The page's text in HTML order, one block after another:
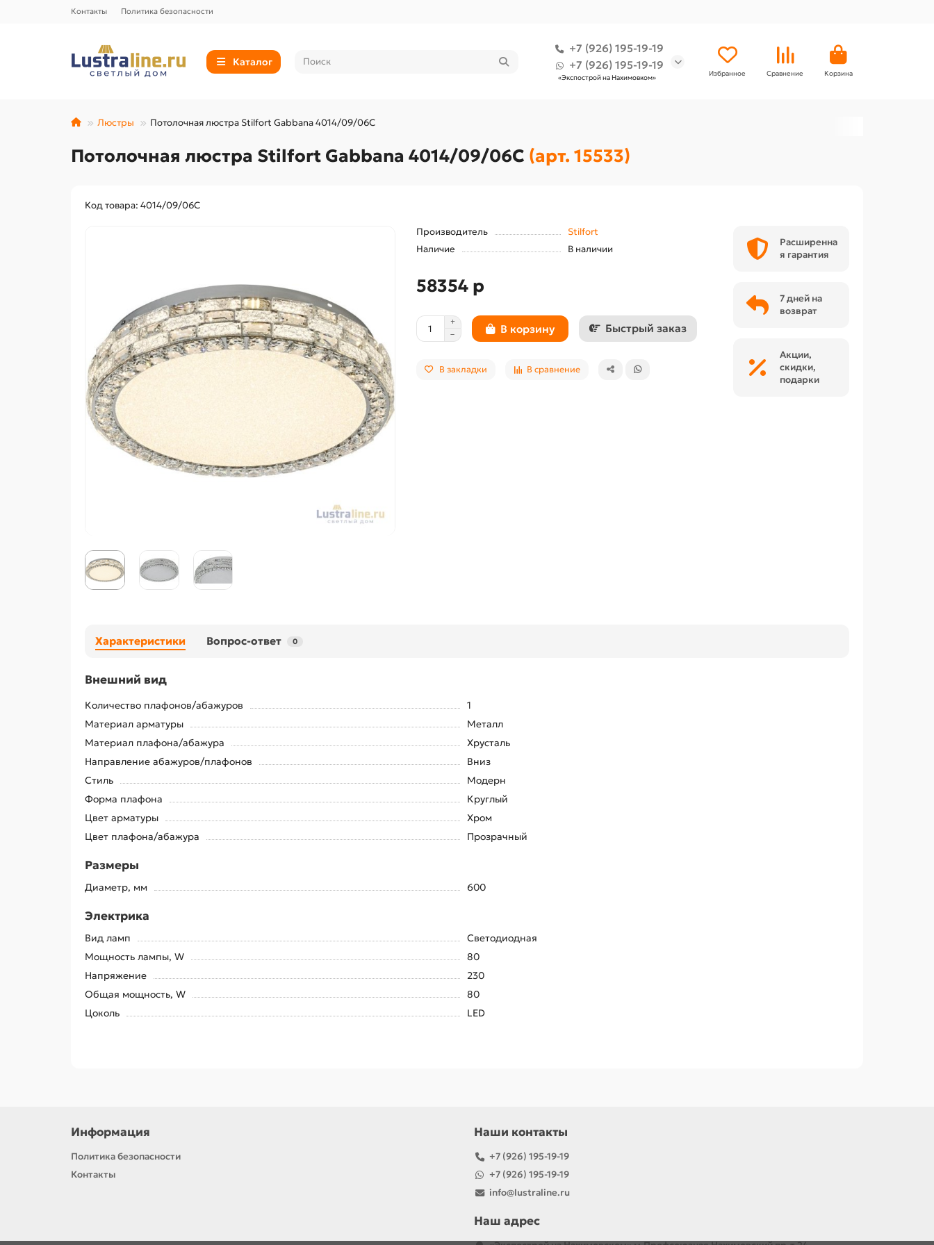
Контакты Политика безопасности
Каталог
+7 (926) 195-19-19
+7 (926) 195-19-19
«Экспострой на Нахимовком» Избранное Сравнение Корзина
Люстры Потолочная люстра Stilfort Gabbana 4014/09/06C
Потолочная люстра Stilfort Gabbana 4014/09/06C (арт. 15533)
Код товара: 4014/09/06C
Производитель
Stilfort
Наличие
В наличии
58354 р
В корзину Быстрый заказ
В закладки В сравнение
Расширенна
я гарантия
7 дней на
возврат
Акции,
скидки,
подарки
Характеристики Вопрос-ответ 0
Внешний вид
Количество плафонов/абажуров
1
Материал арматуры
Металл
Материал плафона/абажура
Хрусталь
Направление абажуров/плафонов
Вниз
Стиль
Модерн
Форма плафона
Круглый
Цвет арматуры
Хром
Цвет плафона/абажура
Прозрачный
Размеры
Диаметр, мм 600
Электрика
Вид ламп
Светодиодная
Мощность лампы, W
80
Напряжение
230
Общая мощность, W
80
Цоколь
LED
Информация
Политика безопасности
Контакты
Наши контакты
+7 (926) 195-19-19
+7 (926) 195-19-19
info@lustraline.ru
Наш адрес